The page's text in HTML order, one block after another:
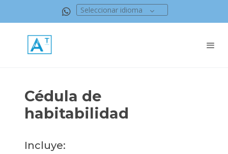
Seleccionar idioma
Cédula de
habitabilidad
Incluye: